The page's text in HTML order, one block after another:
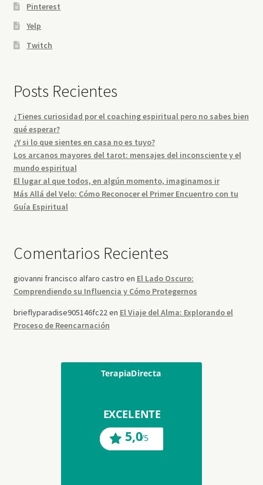
Pinterest
Yelp
Twitch
Posts Recientes
¿Tienes curiosidad por el coaching espiritual pero no sabes bien
qué esperar?
¿Y si lo que sientes en casa no es tuyo?
Los arcanos mayores del tarot: mensajes del inconsciente y el
mundo espiritual
El lugar al que todos, en algún momento, imaginamos ir
Más Allá del Velo: Cómo Reconocer el Primer Encuentro con tu
Guía Espiritual
Comentarios Recientes
giovanni francisco alfaro castro en El Lado Oscuro:
Comprendiendo su Influencia y Cómo Protegernos
brieflyparadise905146fc22en El Viaje del Alma: Explorando el
Proceso de Reencarnación